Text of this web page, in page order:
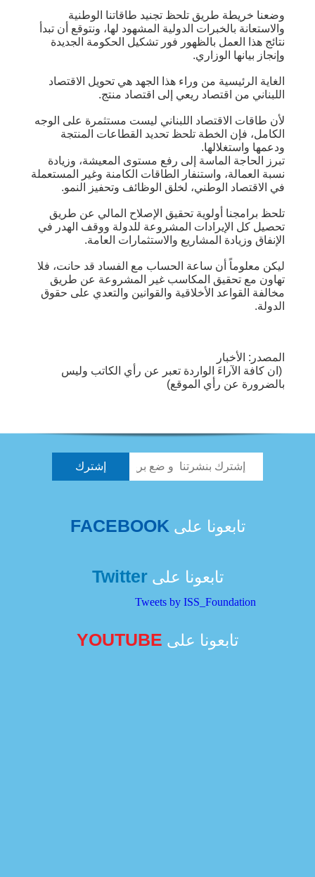
وضعنا خريطة طريق تلحظ تجنيد طاقاتنا الوطنية
والاستعانة بالخبرات الدولية المشهود لها، ونتوقع أن تبدأ
نتائج هذا العمل بالظهور فور تشكيل الحكومة الجديدة
وإنجاز بيانها الوزاري.
الغاية الرئيسية من وراء هذا الجهد هي تحويل الاقتصاد
اللبناني من اقتصاد ريعي إلى اقتصاد منتج.
لأن طاقات الاقتصاد اللبناني ليست مستثمرة على الوجه
الكامل، فإن الخطة تلحظ تحديد القطاعات المنتجة
ودعمها واستغلالها.
تبرز الحاجة الماسة إلى رفع مستوى المعيشة، وزيادة
نسبة العمالة، واستنفار الطاقات الكامنة وغير المستعملة
في الاقتصاد الوطني، لخلق الوظائف وتحفيز النمو.
تلحظ برامجنا أولوية تحقيق الإصلاح المالي عن طريق
تحصيل كل الإيرادات المشروعة للدولة ووقف الهدر في
الإنفاق وزيادة المشاريع والاستثمارات العامة.
ليكن معلوماً أن ساعة الحساب مع الفساد قد حانت، فلا
تهاون مع تحقيق المكاسب غير المشروعة عن طريق
مخالفة القواعد الأخلاقية والقوانين والتعدي على حقوق
الدولة.
المصدر: الأخبار
(ان كافة الآراءَ الواردة تعبر عن رأي الكاتب وليس
بالضرورة عن رأي الموقع)
تابعونا على FACEBOOK
تابعونا علىTwitter
Tweets by ISS_Foundation
تابعونا على YOUTUBE